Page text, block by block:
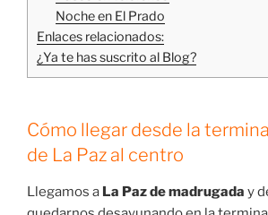
muy mal). Hay carteles
también lo avisan por los altavoces.
Cuando se hizo de díapor completo,
fuimos bastante rapidito y eso que era
Después, la calle que nos llevaba al
cortada al tráficoporque había
de gente a primera hora comprando
hubiera un mañana! Sin darnos cuenta